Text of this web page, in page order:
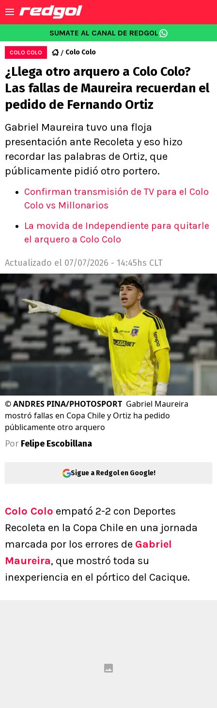
SUMATE AL CANAL DE REDGOL
COLO COLO Colo Colo
¿Llega otro arquero a Colo Colo?
Las fallas de Maureira recuerdan el
pedido de Fernando Ortiz
Gabriel Maureira tuvo una floja
presentación ante Recoleta y eso hizo
recordar las palabras de Ortiz, que
públicamente pidió otro portero.
Confirman transmisión de TV para el Colo
Colo vs Millonarios
La movida de Independiente para quitarle
el arquero a Colo Colo
Actualizado el 07/07/2026 - 14:45hs CLT
©ANDRES PINA/PHOTOSPORT Gabriel Maureira
mostró fallas en Copa Chile y Ortiz ha pedido
públicamente otro arquero
Por Felipe Escobillana
Sigue a Redgol en Google!
Colo Colo empató 2-2 con Deportes
Recoleta en la Copa Chile en una jornada
marcada por los errores de Gabriel
Maureira, que mostró toda su
inexperiencia en el pórtico del Cacique.